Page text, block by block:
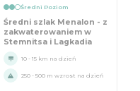
Średni Poziom
Średni szlak Menalon - z
zakwaterowaniem w
Stemnitsa i Lagkadia
10 - 15 km na dzień
250 - 500 m wzrost na dzień